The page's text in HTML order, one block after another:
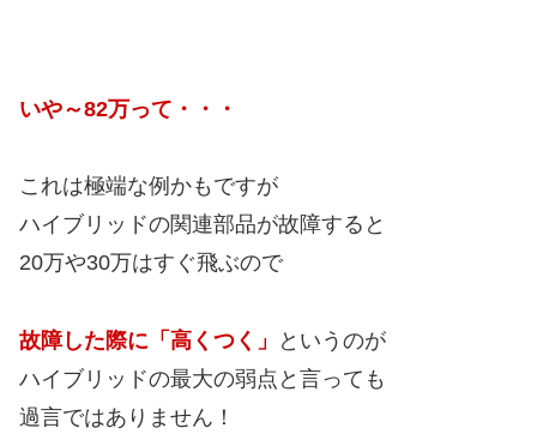
いや～82万って・・・
これは極端な例かもですが
ハイブリッドの関連部品が故障すると
20万や30万はすぐ飛ぶので
故障した際に「高くつく」
というのが
ハイブリッドの最大の弱点と言っても
過言ではありません！